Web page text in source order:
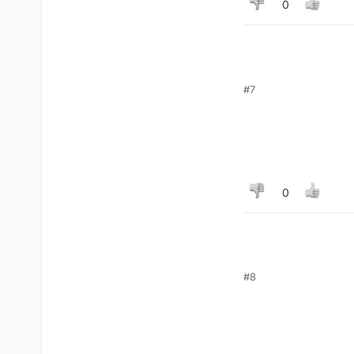
0
#7
0
#8